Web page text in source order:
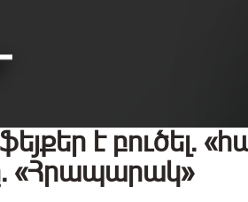
է բուծել․
«Հրապարակ»